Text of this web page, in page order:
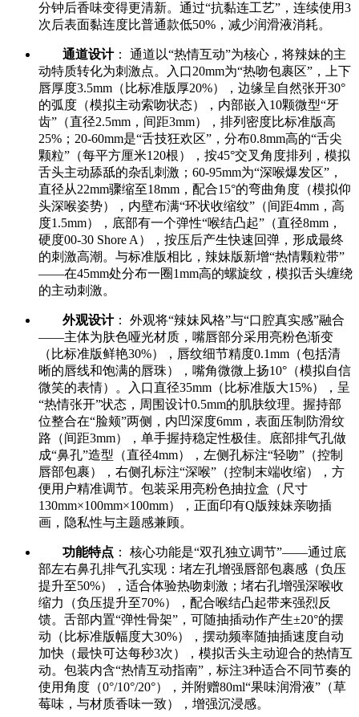
分钟后香味变得更清新。通过“抗黏连工艺”，连续使用3
次后表面黏连度比普通款低50%，减少润滑液消耗。
通道设计： 通道以“热情互动”为核心，将辣妹的主
动特质转化为刺激点。入口20mm为“热吻包裹区”，上下
唇厚度3.5mm（比标准版厚20%），边缘呈自然张开30°
的弧度（模拟主动索吻状态），内部嵌入10颗微型“牙
齿”（直径2.5mm，间距3mm），排列密度比标准版高
25%；20-60mm是“舌技狂欢区”，分布0.8mm高的“舌尖
颗粒”（每平方厘米120根），按45°交叉角度排列，模拟
舌头主动舔舐的杂乱刺激；60-95mm为“深喉爆发区”，
直径从22mm骤缩至18mm，配合15°的弯曲角度（模拟仰
头深喉姿势），内壁布满“环状收缩纹”（间距4mm，高
度1.5mm），底部有一个弹性“喉结凸起”（直径8mm，
硬度00-30 Shore A），按压后产生快速回弹，形成最终
的刺激高潮。与标准版相比，辣妹版新增“热情颗粒带”
——在45mm处分布一圈1mm高的螺旋纹，模拟舌头缠绕
的主动刺激。
外观设计： 外观将“辣妹风格”与“口腔真实感”融合
——主体为肤色哑光材质，嘴唇部分采用亮粉色渐变
（比标准版鲜艳30%），唇纹细节精度0.1mm（包括清
晰的唇线和饱满的唇珠），嘴角微微上扬10°（模拟自信
微笑的表情）。入口直径35mm（比标准版大15%），呈
“热情张开”状态，周围设计0.5mm的肌肤纹理。握持部
位整合在“脸颊”两侧，内凹深度6mm，表面压制防滑纹
路（间距3mm），单手握持稳定性极佳。底部排气孔做
成“鼻孔”造型（直径4mm），左侧孔标注“轻吻”（控制
唇部包裹），右侧孔标注“深喉”（控制末端收缩），方
便用户精准调节。包装采用亮粉色抽拉盒（尺寸
130mm×100mm×100mm），正面印有Q版辣妹亲吻插
画，隐私性与主题感兼顾。
功能特点 ： 核心功能是“双孔独立调节”——通过底
部左右鼻孔排气孔实现：堵左孔增强唇部包裹感（负压
提升至50%），适合体验热吻刺激；堵右孔增强深喉收
缩力（负压提升至70%），配合喉结凸起带来强烈反
馈。舌部内置“弹性骨架”，可随抽插动作产生±20°的摆
动（比标准版幅度大30%），摆动频率随抽插速度自动
加快（最快可达每秒3次），模拟舌头主动迎合的热情互
动。包装内含“热情互动指南”，标注3种适合不同节奏的
使用角度（0°/10°/20°），并附赠80ml“果味润滑液”（草
莓味，与材质香味一致），增强沉浸感。